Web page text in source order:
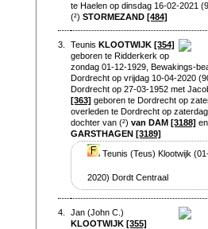
te Haelen op dinsdag 16-02-2021
(²)STORMEZAND [484]
3. TeunisKLOOTWIJK [354]
geboren te Ridderkerk op
zondag 01-12-1929, Bewakings-
Dordrecht op vrijdag 10-04-2020
Dordrecht op 27-03-1952 met
[363] geboren te Dordrecht op
overleden te Dordrecht op
dochter van (²)van DAM [3188]
GARSTHAGEN [3189]
Teunis (Teus) Klootwijk
2020) Dordt Centraal
4.
Jan (John C.)
KLOOTWIJK [355]